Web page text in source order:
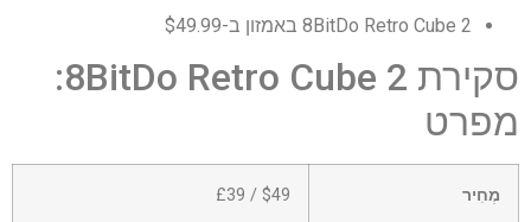
8BitDo Retro Cube 2 באמזון ב-$49.99
סקירת 8BitDo Retro Cube 2:
מפרט
מְחִיר $49 / £39